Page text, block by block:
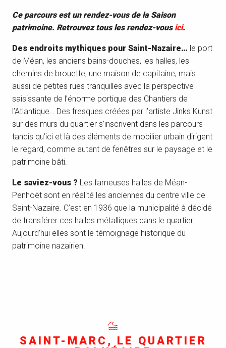
Ce parcours est un rendez-vous de la Saison
patrimoine. Retrouvez tous les rendez-vousici.
Des endroits mythiques pour Saint-Nazaire… le port
de Méan, les anciens bains-douches, les halles, les
chemins de brouette, une maison de capitaine, mais
aussi de petites rues tranquilles avec la perspective
saisissante de l’énorme portique des Chantiers de
l’Atlantique… Des fresques créées par l’artiste Jinks Kunst
sur des murs du quartier s’inscrivent dans les parcours
tandis qu’ici et là des éléments de mobilier urbain dirigent
le regard, comme autant de fenêtres sur le paysage et le
patrimoine bâti.
Le saviez-vous ? Les fameuses halles de Méan-
Penhoët sont en réalité les anciennes du centre ville de
Saint-Nazaire. C’est en 1936 que la municipalité à décidé
de transférer ces halles métalliques dans le quartier.
Aujourd’hui elles sont le témoignage historique du
patrimoine nazairien.
SAINT-MARC, LE QUARTIER
Saint-Marc-sur-Mer et la plage de
Monsieur Hulot